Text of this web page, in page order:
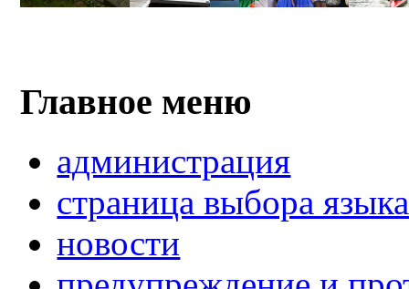
Главное меню
администрация
страница выбора языка
новости